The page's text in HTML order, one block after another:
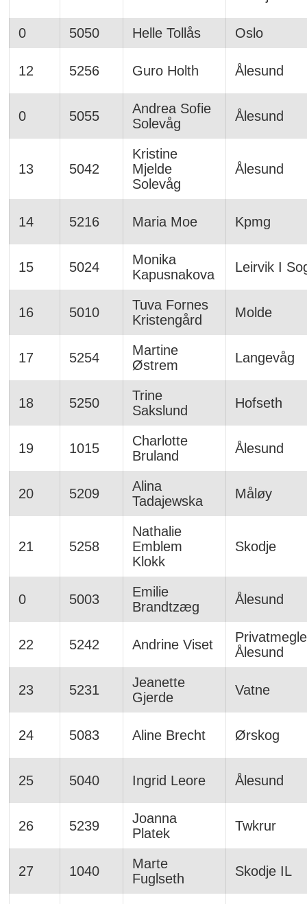
0 5050 Helle Tollås Oslo
12 5256 Guro Holth Ålesund
0 5055
Andrea Sofie
Solevåg
Ålesund
13 5042
Kristine
Mjelde
Solevåg
Ålesund
14 5216 Maria Moe Kpmg
15 5024
Monika
Kapusnakova
Leirvik I
16 5010
Tuva Fornes
Kristengård
Molde
17 5254
Martine
Østrem
Langevåg
18 5250
Trine
Sakslund
Hofseth
19 1015
Charlotte
Bruland
Ålesund
20 5209
Alina
Tadajewska
Måløy
21 5258
Nathalie
Emblem
Klokk
Skodje
0 5003
Emilie
Brandtzæg
Ålesund
22 5242 Andrine Viset
Ålesund
23 5231
Jeanette
Gjerde
Vatne
24 5083 Aline Brecht Ørskog
25 5040 Ingrid Leore Ålesund
26 5239
Joanna
Platek
Twkrur
27 1040
Marte
Fuglseth
Skodje IL